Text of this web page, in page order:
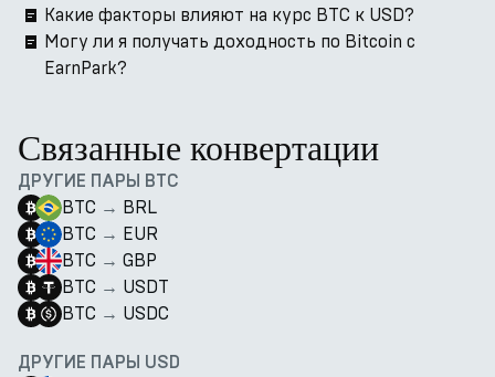
Какие факторы влияют на курс BTC к USD?
Могу ли я получать доходность по Bitcoin с
EarnPark?
Связанные конвертации
ДРУГИЕ ПАРЫ BTC
BTC → BRL
BTC → EUR
BTC → GBP
BTC → USDT
BTC → USDC
ДРУГИЕ ПАРЫ USD